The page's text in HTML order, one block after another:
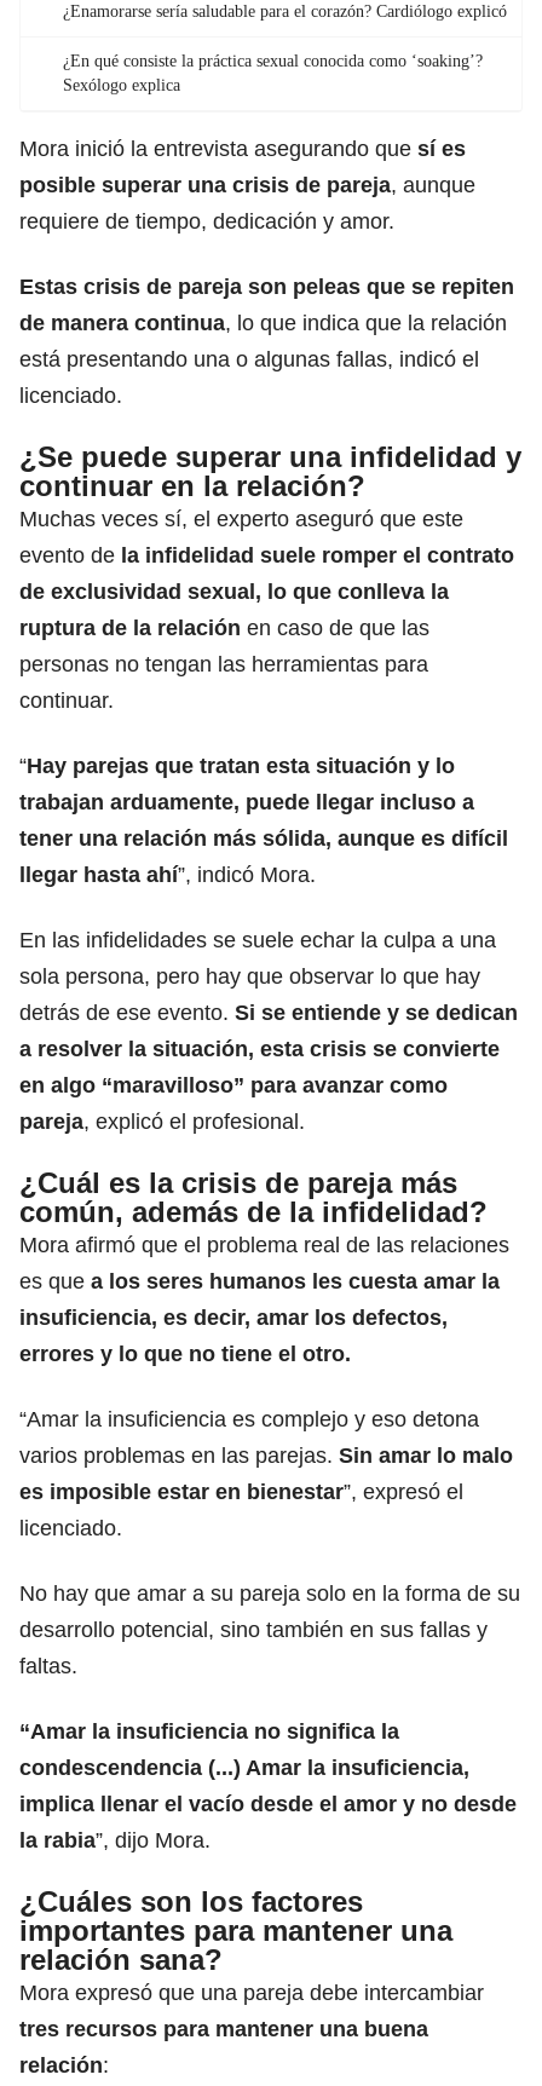
¿Enamorarse sería saludable para el corazón? Cardiólogo explicó
¿En qué consiste la práctica sexual conocida como ‘soaking’?
Sexólogo explica
Mora inició la entrevista asegurando que sí es
posible superar una crisis de pareja, aunque
requiere de tiempo, dedicación y amor.
Estas crisis de pareja son peleas que se repiten
de manera continua, lo que indica que la relación
está presentando una o algunas fallas, indicó el
licenciado.
¿Se puede superar una infidelidad y
continuar en la relación?
Muchas veces sí, el experto aseguró que este
evento de la infidelidad suele romper el contrato
de exclusividad sexual, lo que conlleva la
ruptura de la relación en caso de que las
personas no tengan las herramientas para
continuar.
“Hay parejas que tratan esta situación y lo
trabajan arduamente, puede llegar incluso a
tener una relación más sólida, aunque es difícil
llegar hasta ahí”, indicó Mora.
En las infidelidades se suele echar la culpa a una
sola persona, pero hay que observar lo que hay
detrás de ese evento. Si se entiende y se dedican
a resolver la situación, esta crisis se convierte
en algo “maravilloso” para avanzar como
pareja, explicó el profesional.
¿Cuál es la crisis de pareja más
común, además de la infidelidad?
Mora afirmó que el problema real de las relaciones
es que a los seres humanos les cuesta amar la
insuficiencia, es decir, amar los defectos,
errores y lo que no tiene el otro.
“Amar la insuficiencia es complejo y eso detona
varios problemas en las parejas. Sin amar lo malo
es imposible estar en bienestar”, expresó el
licenciado.
No hay que amar a su pareja solo en la forma de su
desarrollo potencial, sino también en sus fallas y
faltas.
“Amar la insuficiencia no significa la
condescendencia (...) Amar la insuficiencia,
implica llenar el vacío desde el amor y no desde
la rabia”, dijo Mora.
¿Cuáles son los factores
importantes para mantener una
relación sana?
Mora expresó que una pareja debe intercambiar
tres recursos para mantener una buena
relación: